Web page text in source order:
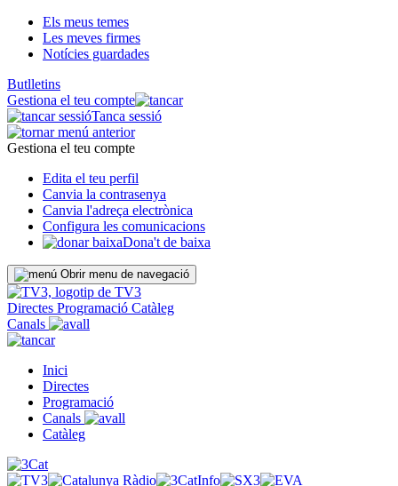
Els meus temes
Les meves firmes
Notícies guardades
Butlletins
Gestiona el teu compte
Tanca sessió
Gestiona el teu compte
Edita el teu perfil
Canvia la contrasenya
Canvia l'adreça electrònica
Configura les comunicacions
Dona't de baixa
Obrir menu de navegació
Directes Programació Catàleg
Canals
Inici
Directes
Programació
Canals
Catàleg